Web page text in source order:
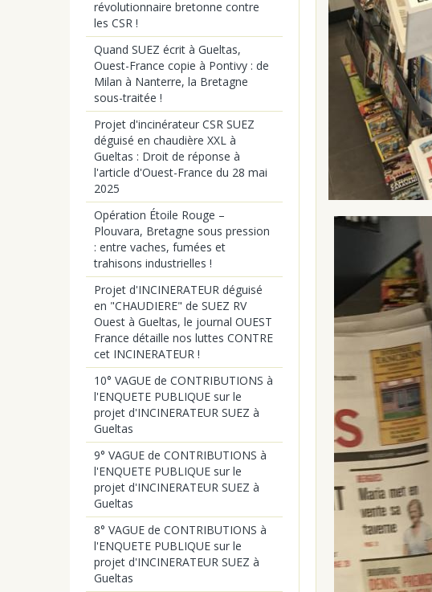
révolutionnaire bretonne contre
les CSR !
Quand SUEZ écrit à Gueltas,
Ouest-France copie à Pontivy : de
Milan à Nanterre, la Bretagne
sous-traitée !
Projet d'incinérateur CSR SUEZ
déguisé en chaudière XXL à
Gueltas : Droit de réponse à
l'article d'Ouest-France du 28 mai
2025
Opération Étoile Rouge –
Plouvara, Bretagne sous pression
: entre vaches, fumées et
trahisons industrielles !
Projet d'INCINERATEUR déguisé
en "CHAUDIERE" de SUEZ RV
Ouest à Gueltas, le journal OUEST
France détaille nos luttes CONTRE
cet INCINERATEUR !
10° VAGUE de CONTRIBUTIONS à
l'ENQUETE PUBLIQUE sur le
projet d'INCINERATEUR SUEZ à
Gueltas
9° VAGUE de CONTRIBUTIONS à
l'ENQUETE PUBLIQUE sur le
projet d'INCINERATEUR SUEZ à
Gueltas
8° VAGUE de CONTRIBUTIONS à
l'ENQUETE PUBLIQUE sur le
projet d'INCINERATEUR SUEZ à
Gueltas